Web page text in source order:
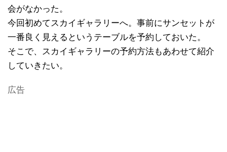
会がなかった。
今回初めてスカイギャラリーへ。事前にサンセットが
一番良く見えるというテーブルを予約しておいた。
そこで、スカイギャラリーの予約方法もあわせて紹介
していきたい。
広告